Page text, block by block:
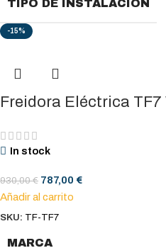
TIPO DE INSTALACIÓN
-15%
Freidora Eléctrica TF7
In stock
930,00€ 787,00 €
Añadir al carrito
SKU: TF-TF7
MARCA